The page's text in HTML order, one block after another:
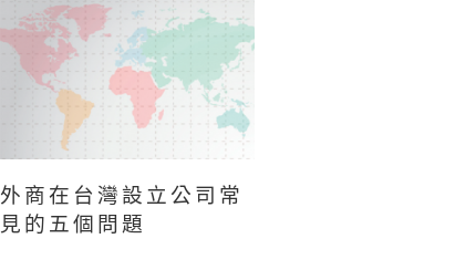
外商在台灣設立公司常
見的五個問題